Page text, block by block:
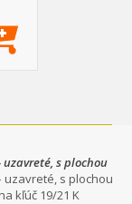
uzavreté, s plochou
kľúč 19/21
uzavreté, s plochou
kľúč 19/21 K